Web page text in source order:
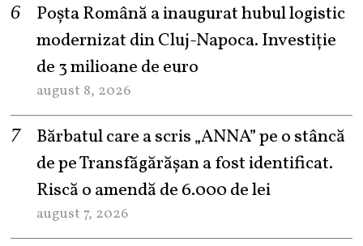
Poșta Română a inaugurat hubul logistic
modernizat din Cluj-Napoca. Investiție
de 3 milioane de euro
august 8, 2026
Bărbatul care a scris „ANNA” pe o stâncă
de pe Transfăgărășan a fost identificat.
Riscă o amendă de 6.000 de lei
august 7, 2026